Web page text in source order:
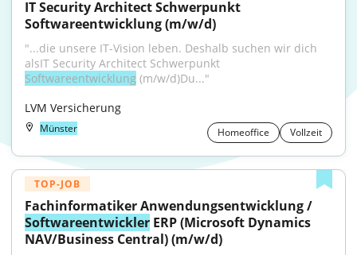
IT Security Architect Schwerpunkt
Softwareentwicklung (m/w/d)
"...die unsere IT-Vision leben. Deshalb suchen wir dich
Softwareentwicklung (m/w/d)Du..."
LVM Versicherung
Münster Homeoffice Vollzeit
TOP-JOB
Softwareentwickler ERP (Microsoft Dynamics
NAV/Business Central) (m/w/d)